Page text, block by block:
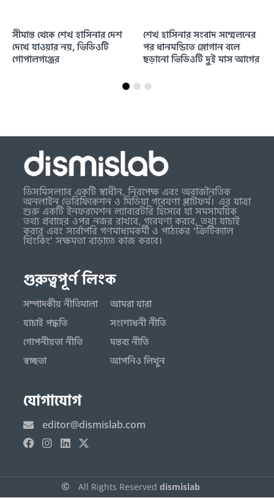
সীমান্ত থেকে শেখ হাসিনার দেশ
দেখে যাওয়ার নয়, ভিডিওটি
গোপালগঞ্জের
শেখ হাসিনার সংবাদ সম্মেলনের
পর ধানমন্ডিতে স্লোগান বলে
ছড়ানো ভিডিওটি দুই মাস আগের
ডিসমিসল্যাব একটি স্বাধীন, নিরপেক্ষ এবং অরাজনৈতিক
অনলাইন ভেরিফিকেশন ও মিডিয়া গবেষণা প্লাটফর্ম। এর যাত্রা
শুরু একটি ইনফরমেশন ল্যাবরেটরি হিসেবে যা সমসাময়িক
তথ্য প্রবাহের ওপর নজর রাখবে, গবেষণা করবে, তথ্য যাচাই
করবে এবং সর্বোপরি গণমাধ্যমকর্মী ও পাঠকের ‘ক্রিটিক্যাল
থিংকিং’ সক্ষমতা বাড়াতে কাজ করবে।
গুরুত্বপূর্ণ লিংক
সম্পাদকীয় নীতিমালা
যাচাই পদ্ধতি
গোপনীয়তা নীতি
স্বচ্ছতা
আমরা যারা
সংশোধনী নীতি
মন্তব্য নীতি
আপনিও লিখুন
যোগাযোগ
editor@dismislab.com
All Rights Reserved dismislab